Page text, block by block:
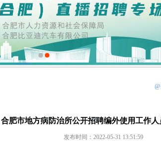
合肥市地方病防治所公开招聘编外使用工作
发布时间：2022-05-31 13:51:59